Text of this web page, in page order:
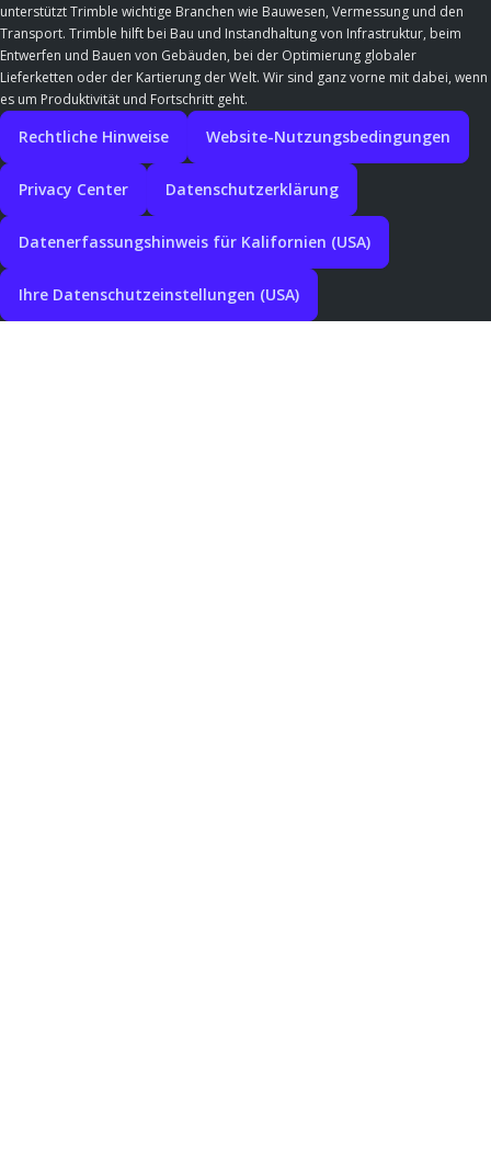
unterstützt Trimble wichtige Branchen wie Bauwesen, Vermessung und den
Transport. Trimble hilft bei Bau und Instandhaltung von Infrastruktur, beim
Entwerfen und Bauen von Gebäuden, bei der Optimierung globaler
Lieferketten oder der Kartierung der Welt. Wir sind ganz vorne mit dabei, wenn
es um Produktivität und Fortschritt geht.
Rechtliche Hinweise Website-Nutzungsbedingungen
Privacy Center Datenschutzerklärung
Datenerfassungshinweis für Kalifornien (USA)
Ihre Datenschutzeinstellungen (USA)